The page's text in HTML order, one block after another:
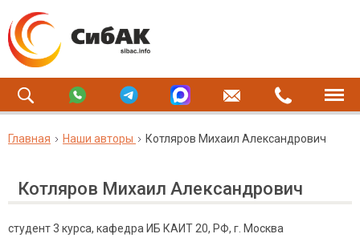
Главная Наши авторы Котляров Михаил Александрович
Котляров Михаил Александрович
студент 3 курса, кафедра ИБ КАИТ 20, РФ, г. Москва